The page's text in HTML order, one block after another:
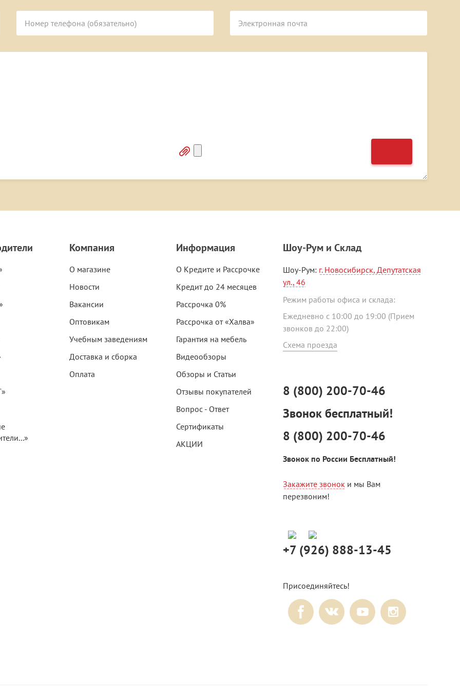
Компания
О магазине
Новости
Вакансии
Оптовикам
Учебным заведениям
Доставка и сборка
Оплата
Информация
О Кредите и Рассрочке
Кредит до 24 месяцев
Рассрочка 0%
Рассрочка от «Халва»
Гарантия на мебель
Видеообзоры
Обзоры и Статьи
Отзывы покупателей
Вопрос - Ответ
Сертификаты
АКЦИИ
Шоу-Рум и Склад
Шоу-Рум: г. Новосибирск, Депутатская
ул., 46
Режим работы офиса и склада:
Ежедневно с 10:00 до 19:00 (Прием
звонков до 22:00)
Схема проезда
8 (800) 200-70-46
Звонок бесплатный!
8 (800) 200-70-46
Звонок по России Бесплатный!
Закажите звонок и мы Вам
перезвоним!
+7 (926) 888-13-45
Присоединяйтесь!